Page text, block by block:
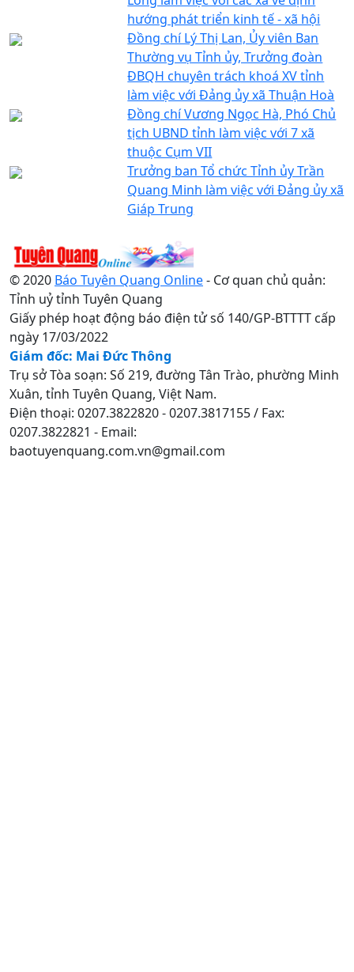
hướng phát triển kinh tế - xã hội
Đồng chí Lý Thị Lan, Ủy viên Ban
Thường vụ Tỉnh ủy, Trưởng đoàn
ĐBQH chuyên trách khoá XV tỉnh
làm việc với Đảng ủy xã Thuận Hoà
Đồng chí Vương Ngọc Hà, Phó Chủ
tịch UBND tỉnh làm việc với 7 xã
thuộc Cụm VII
Trưởng ban Tổ chức Tỉnh ủy Trần
Quang Minh làm việc với Đảng ủy xã
Giáp Trung
© 2020 Báo Tuyên Quang Online- Cơ quan chủ quản:
Tỉnh uỷ tỉnh Tuyên Quang
Giấy phép hoạt động báo điện tử số 140/GP-BTTTT cấp
ngày 17/03/2022
Giám đốc: Mai Đức Thông
Trụ sở Tòa soạn: Số 219, đường Tân Trào, phường Minh
Xuân, tỉnh Tuyên Quang, Việt Nam.
Điện thoại: 0207.3822820 - 0207.3817155 / Fax:
0207.3822821 - Email:
baotuyenquang.com.vn@gmail.com